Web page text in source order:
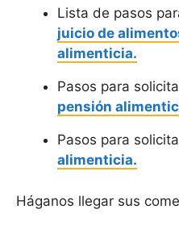
Lista de pasos
juicio de
alimenticia.
Pasos para
pensión
Pasos para
alimenticia.
Háganos llegar sus